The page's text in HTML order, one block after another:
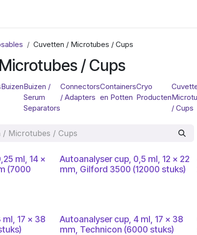
Cuvetten / Microtubes / Cups
/ Cups
BuizenBuizen /
Serum
Separators
Connectors
/ Adapters
Containers
en Potten
Cryo
Producten
/ Cups
ml, 14 x
(7000
Autoanalyser cup, 0,5 ml, 12 x 22
mm, Gilford 3500 (12000 stuks)
17 x 38
Autoanalyser cup, 4 ml, 17 x 38
mm, Technicon (6000 stuks)